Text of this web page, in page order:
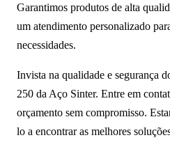
Garantimos produtos de alta
um atendimento personalizado
necessidades.
Invista na qualidade e segurança
250 da Aço Sinter. Entre em
orçamento sem compromisso.
lo a encontrar as melhores